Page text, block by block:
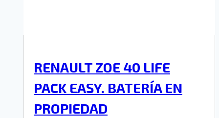
RENAULT ZOE 40 LIFE
PACK EASY. BATERÍA EN
PROPIEDAD